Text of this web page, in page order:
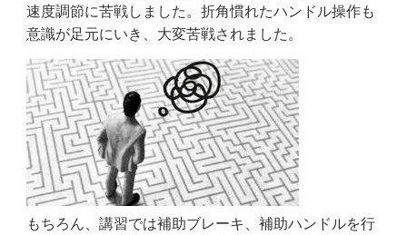
速度調節に苦戦しました。折角慣れたハンドル操作も
意識が足元にいき、大変苦戦されました。
もちろん、講習では補助ブレーキ、補助ハンドルを行